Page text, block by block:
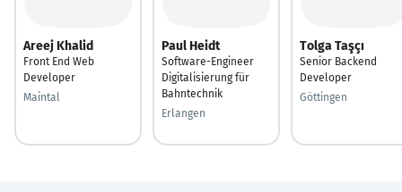
Areej Khalid
Front End Web
Developer
Maintal
Paul Heidt
Software-Engineer
Digitalisierung für
Bahntechnik
Erlangen
Tolga Taşçı
Senior Backend
Developer
Göttingen